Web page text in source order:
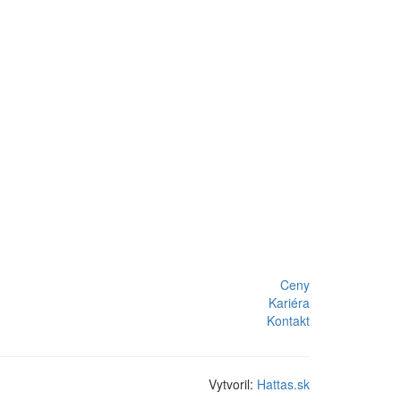
Ceny
Kariéra
Kontakt
Vytvoril: Hattas.sk